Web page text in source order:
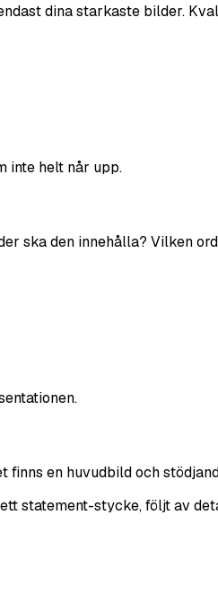
dina starkaste bilder.
inte helt når upp.
ska den innehålla? Vilken
en huvudbild och
statement-stycke, följt av